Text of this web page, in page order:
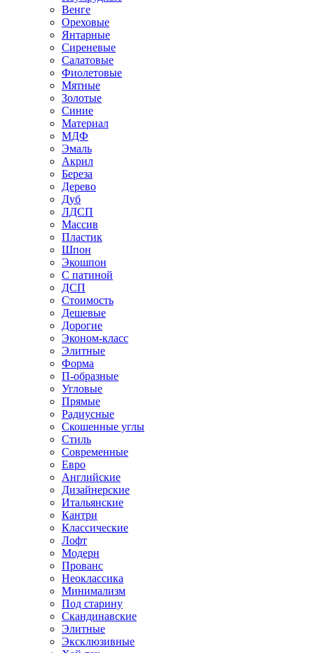
Венге
Ореховые
Янтарные
Сиреневые
Салатовые
Фиолетовые
Мятные
Золотые
Синие
Материал
МДФ
Эмаль
Акрил
Береза
Дерево
Дуб
ЛДСП
Массив
Пластик
Шпон
Экошпон
С патиной
ДСП
Стоимость
Дешевые
Дорогие
Эконом-класс
Элитные
Форма
П-образные
Угловые
Прямые
Радиусные
Скошенные углы
Стиль
Современные
Евро
Английские
Дизайнерские
Итальянские
Кантри
Классические
Лофт
Модерн
Прованс
Неоклассика
Минимализм
Под старину
Скандинавские
Элитные
Эксклюзивные